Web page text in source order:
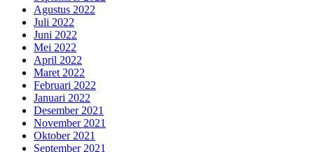
Agustus 2022
Juli 2022
Juni 2022
Mei 2022
April 2022
Maret 2022
Februari 2022
Januari 2022
Desember 2021
November 2021
Oktober 2021
September 2021